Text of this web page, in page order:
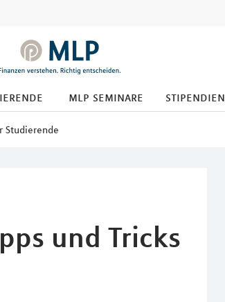
mlp seminare stipendien
Studierende
und Tricks